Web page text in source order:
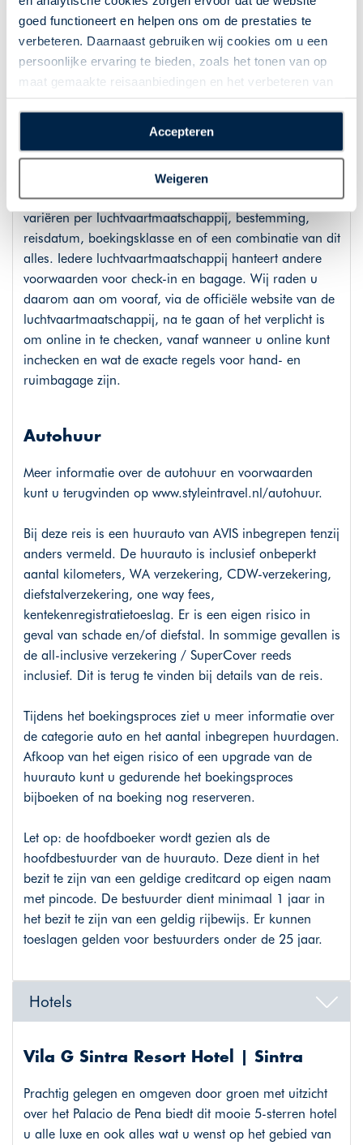
goed functioneert en helpen ons om de prestaties te
verbeteren. Daarnaast gebruiken wij cookies om u een
persoonlijke ervaring te bieden, zoals het tonen van op
maat gemaakte reisaanbiedingen en het verbeteren van
plaatsen van alle hierboven beschreven cookies en
technologieën, waarmee persoonlijke gegevens kunnen
worden verzameld. Indien u kiest voor “Weigeren”
plaatsen wij enkel functionele cookies, en zal er geen
sprake zijn van gepersonaliseerde content.
Accepteren
Weigeren
van wijzigingen van de luchtvaartmaatschappij en
kunnen anders zijn dan hierboven gecommuniceerd.
Handbagage is inbegrepen. Per luchtvaartmaatschappij
meeste luchtvaartmaatschappijen kunt u gratis 1 stuk
handbagage meenemen met een afmeting van
40x20x25cm voor onder de stoel voor u. Voor het
meenemen van overige (ruim)bagage worden over het
algemeen kosten in rekening gebracht. Deze kosten
variëren per luchtvaartmaatschappij, bestemming,
reisdatum, boekingsklasse en of een combinatie van dit
alles. Iedere luchtvaartmaatschappij hanteert andere
voorwaarden voor check-in en bagage. Wij raden u
daarom aan om vooraf, via de officiële website van de
luchtvaartmaatschappij, na te gaan of het verplicht is
om online in te checken, vanaf wanneer u online kunt
inchecken en wat de exacte regels voor hand- en
ruimbagage zijn.
Autohuur
Meer informatie over de autohuur en voorwaarden
kunt u terugvinden op www.styleintravel.nl/autohuur.
Bij deze reis is een huurauto van AVIS inbegrepen tenzij
anders vermeld. De huurauto is inclusief onbeperkt
aantal kilometers, WA verzekering, CDW-verzekering,
diefstalverzekering, one way fees,
kentekenregistratietoeslag. Er is een eigen risico in
geval van schade en/of diefstal. In sommige gevallen is
de all-inclusive verzekering / SuperCover reeds
inclusief. Dit is terug te vinden bij details van de reis.
Tijdens het boekingsproces ziet u meer informatie over
de categorie auto en het aantal inbegrepen huurdagen.
Afkoop van het eigen risico of een upgrade van de
huurauto kunt u gedurende het boekingsproces
bijboeken of na boeking nog reserveren.
Let op: de hoofdboeker wordt gezien als de
hoofdbestuurder van de huurauto. Deze dient in het
bezit te zijn van een geldige creditcard op eigen naam
met pincode. De bestuurder dient minimaal 1 jaar in
het bezit te zijn van een geldig rijbewijs. Er kunnen
toeslagen gelden voor bestuurders onder de 25 jaar.
Hotels
Vila G Sintra Resort Hotel | Sintra
Prachtig gelegen en omgeven door groen met uitzicht
over het Palacio de Pena biedt dit mooie 5-sterren hotel
u alle luxe en ook alles wat u wenst op het gebied van